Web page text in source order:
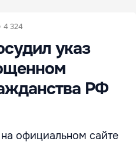
4 324
указ
РФ
официальном сайте